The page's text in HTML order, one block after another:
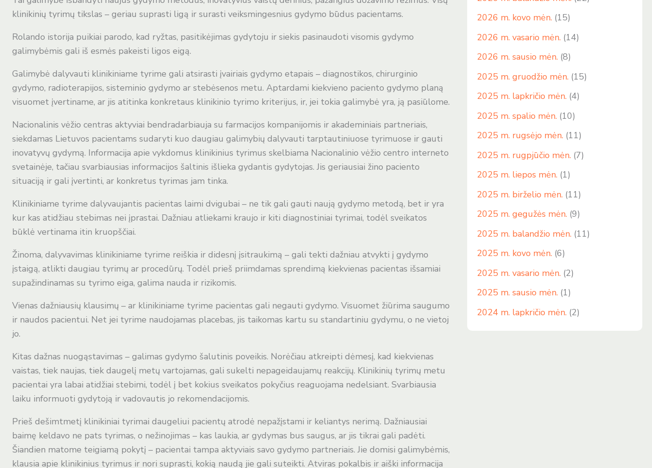
klinikinių tyrimų tikslas – geriau suprasti ligą ir surasti veiksmingesnius gydymo būdus pacientams.
Rolando istorija puikiai parodo, kad ryžtas, pasitikėjimas gydytoju ir siekis pasinaudoti visomis gydymo
galimybėmis gali iš esmės pakeisti ligos eigą.
Galimybė dalyvauti klinikiniame tyrime gali atsirasti įvairiais gydymo etapais – diagnostikos, chirurginio
gydymo, radioterapijos, sisteminio gydymo ar stebėsenos metu. Aptardami kiekvieno paciento gydymo planą
visuomet įvertiname, ar jis atitinka konkretaus klinikinio tyrimo kriterijus, ir, jei tokia galimybė yra, ją pasiūlome.
Nacionalinis vėžio centras aktyviai bendradarbiauja su farmacijos kompanijomis ir akademiniais partneriais,
siekdamas Lietuvos pacientams sudaryti kuo daugiau galimybių dalyvauti tarptautiniuose tyrimuose ir gauti
inovatyvų gydymą. Informacija apie vykdomus klinikinius tyrimus skelbiama Nacionalinio vėžio centro interneto
svetainėje, tačiau svarbiausias informacijos šaltinis išlieka gydantis gydytojas. Jis geriausiai žino paciento
situaciją ir gali įvertinti, ar konkretus tyrimas jam tinka.
Klinikiniame tyrime dalyvaujantis pacientas laimi dvigubai – ne tik gali gauti naują gydymo metodą, bet ir yra
kur kas atidžiau stebimas nei įprastai. Dažniau atliekami kraujo ir kiti diagnostiniai tyrimai, todėl sveikatos
būklė vertinama itin kruopščiai.
Žinoma, dalyvavimas klinikiniame tyrime reiškia ir didesnį įsitraukimą – gali tekti dažniau atvykti į gydymo
įstaigą, atlikti daugiau tyrimų ar procedūrų. Todėl prieš priimdamas sprendimą kiekvienas pacientas išsamiai
supažindinamas su tyrimo eiga, galima nauda ir rizikomis.
Vienas dažniausių klausimų – ar klinikiniame tyrime pacientas gali negauti gydymo. Visuomet žiūrima saugumo
ir naudos pacientui. Net jei tyrime naudojamas placebas, jis taikomas kartu su standartiniu gydymu, o ne vietoj
jo.
Kitas dažnas nuogąstavimas – galimas gydymo šalutinis poveikis. Norėčiau atkreipti dėmesį, kad kiekvienas
vaistas, tiek naujas, tiek daugelį metų vartojamas, gali sukelti nepageidaujamų reakcijų. Klinikinių tyrimų metu
pacientai yra labai atidžiai stebimi, todėl į bet kokius sveikatos pokyčius reaguojama nedelsiant. Svarbiausia
laiku informuoti gydytoją ir vadovautis jo rekomendacijomis.
Prieš dešimtmetį klinikiniai tyrimai daugeliui pacientų atrodė nepažįstami ir keliantys nerimą. Dažniausiai
baimę keldavo ne pats tyrimas, o nežinojimas – kas laukia, ar gydymas bus saugus, ar jis tikrai gali padėti.
Šiandien matome teigiamą pokytį – pacientai tampa aktyviais savo gydymo partneriais. Jie domisi galimybėmis,
klausia apie klinikinius tyrimus ir nori suprasti, kokią naudą jie gali suteikti. Atviras pokalbis ir aiški informacija
2026 m. kovo mėn.(15)
2026 m. vasario mėn.(14)
2026 m. sausio mėn.(8)
2025 m. gruodžio mėn.(15)
2025 m. lapkričio mėn.(4)
2025 m. spalio mėn.(10)
2025 m. rugsėjo mėn.(11)
2025 m. rugpjūčio mėn.(7)
2025 m. liepos mėn.(1)
2025 m. birželio mėn.(11)
2025 m. gegužės mėn.(9)
2025 m. balandžio mėn.(11)
2025 m. kovo mėn.(6)
2025 m. vasario mėn.(2)
2025 m. sausio mėn.(1)
2024 m. lapkričio mėn.(2)